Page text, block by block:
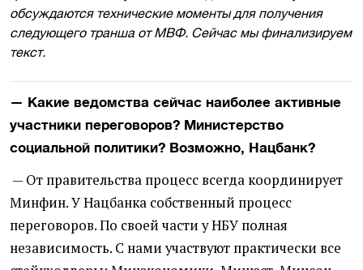
обсуждаются технические моменты для получения
следующего транша от МВФ. Сейчас мы финализируем
текст.
— Какие ведомства сейчас наиболее активные
участники переговоров? Министерство
социальной политики? Возможно, Нацбанк?
— От правительства процесс всегда координирует
Минфин. У Нацбанка собственный процесс
переговоров. По своей части у НБУ полная
независимость. С нами участвуют практически все